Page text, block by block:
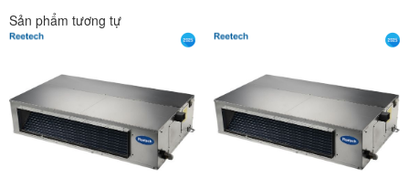
Sản phẩm tương tự